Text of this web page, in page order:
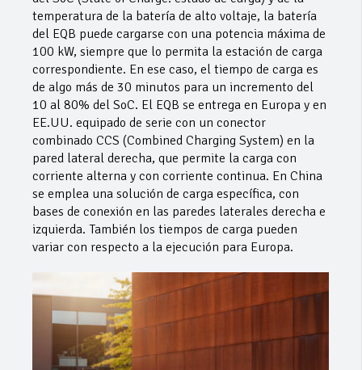
temperatura de la batería de alto voltaje, la batería
del EQB puede cargarse con una potencia máxima de
100 kW, siempre que lo permita la estación de carga
correspondiente. En ese caso, el tiempo de carga es
de algo más de 30 minutos para un incremento del
10 al 80% del SoC. El EQB se entrega en Europa y en
EE.UU. equipado de serie con un conector
combinado CCS (Combined Charging System) en la
pared lateral derecha, que permite la carga con
corriente alterna y con corriente continua. En China
se emplea una solución de carga específica, con
bases de conexión en las paredes laterales derecha e
izquierda. También los tiempos de carga pueden
variar con respecto a la ejecución para Europa.